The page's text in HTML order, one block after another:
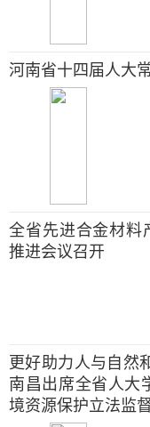
河南省十四届人大
全省先进合金材料
推进会议召开
更好助力人与自然
南昌出席全省人大
境资源保护立法监